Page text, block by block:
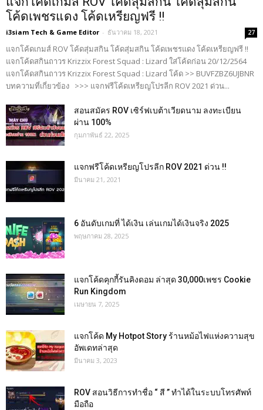
โค้ดเพชรแดง โค้ดเหรียญฟรี !!
i3siam Tech & Game Editor - ธันวาคม 18, 2021 27
แจกโค้ดเกมส์ ROV โค้ดสุ่มสกิน โค้ดสุ่มสกิน โค้ดเพชรแดง โค้ดเหรียญฟรี !!
แจกโค้ดสกินถาวร Krizzix Forest Squad : Lizard ใส่โค้ดก่อน 20/12/2564
แจกโค้ดสกินถาวร Krizzix Forest Squad : Lizard โค้ด >> BUVFZBZ6UJBNR
บทความที่เกี่ยวข้อง >>> แจกฟรีโค้ดเหรียญโปรลีก ROV 2021 ด่วน...
สอนสมัคร ROV เซิร์ฟเบต้าเวียดนาม ลงทะเบียน
ผ่าน 100%
กุมภาพันธ์ 22, 2025
แจกฟรีโค้ดเหรียญโปรลีก ROV 2021 ด่วน !!
มีนาคม 21, 2021
6 อันดับเกมที่ ได้เงิน เล่นเกมได้เงินจริง 2025
พฤษภาคม 28, 2025
แจกโค้ดคุกกี้รันคิงดอม ล่าสุด 30,000เพชร Cookie
Run Kingdom
เมษายน 7, 2025
แจกโค้ด My Hotpot Story ร้านหม้อไฟแห่งความสุข
อัพเดทล่าสุด
มีนาคม 3, 2023
ROV สอนวิธีการทำชื่อ “ สี ” ทำได้ในระบบโทรศัพท์
มือถือ